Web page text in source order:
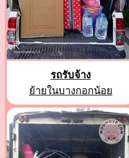
รถรับจ้าง
ย้ายในบางกอกน้อย